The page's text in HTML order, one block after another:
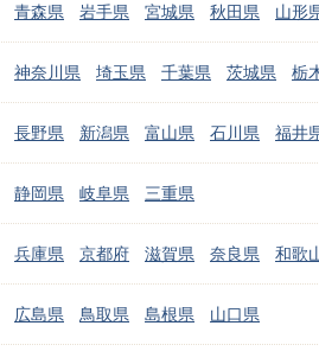
青森県 岩手県 宮城県 秋田県 山形
神奈川県 埼玉県 千葉県 茨城県 栃
長野県 新潟県 富山県 石川県 福井
静岡県 岐阜県 三重県
兵庫県 京都府 滋賀県 奈良県 和歌
広島県 鳥取県 島根県 山口県